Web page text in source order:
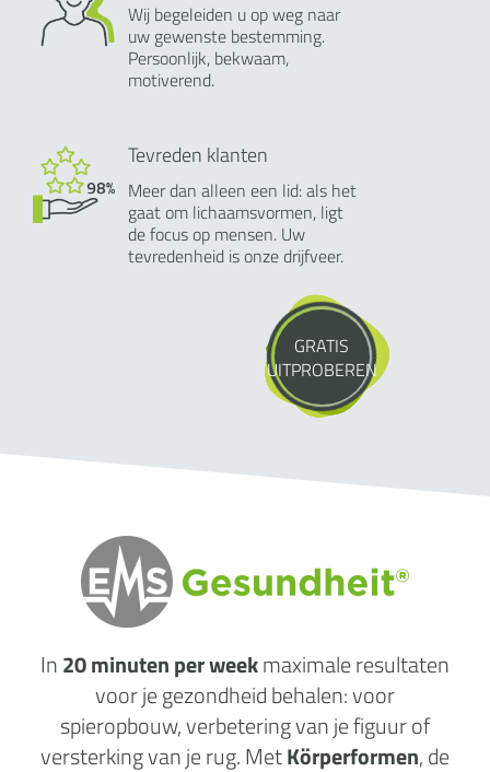
Wij begeleiden u op weg naar
uw gewenste bestemming.
Persoonlijk, bekwaam,
motiverend.
Tevreden klanten
Meer dan alleen een lid: als het
gaat om lichaamsvormen, ligt
de focus op mensen. Uw
tevredenheid is onze drijfveer.
GRATIS
UITPROBEREN
In20 minuten per weekmaximaleresultaten
voor je gezondheid behalen: voor
spieropbouw, verbetering van je figuur of
versterking van je rug. MetKörperformen, de